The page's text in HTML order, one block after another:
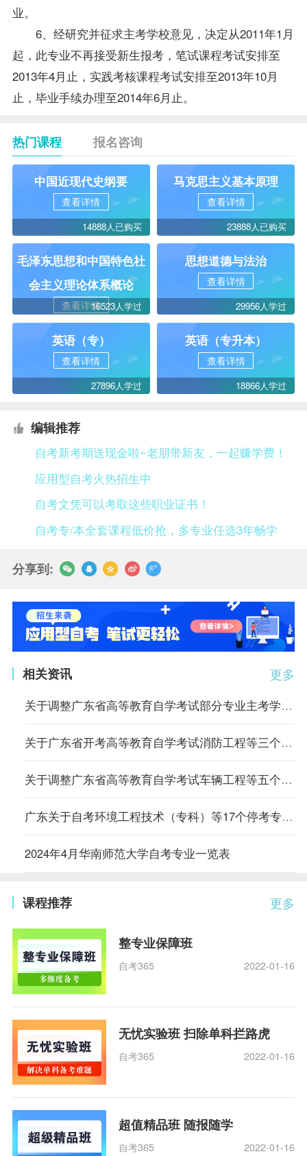
业。
6、经研究并征求主考学校意见，决定从2011年1月
起，此专业不再接受新生报考，笔试课程考试安排至
2013年4月止，实践考核课程考试安排至2013年10月
止，毕业手续办理至2014年6月止。
热门课程 报名咨询
中国近现代史纲要
查看详情
14888人已购买
马克思主义基本原理
查看详情
23888人已购买
毛泽东思想和中国特色社
会主义理论体系概论
查看详情16523人学过
思想道德与法治
查看详情
29956人学过
英语（专）
查看详情
27896人学过
英语（专升本）
查看详情
18866人学过
编辑推荐
自考新考期送现金啦~老朋带新友，一起赚学费！
应用型自考火热招生中
自考文凭可以考取这些职业证书！
自考专/本全套课程低价抢，多专业任选3年畅学
分享到:
更多
相关资讯
关于调整广东省高等教育自学考试部分专业主考学校的通知
关于广东省开考高等教育自学考试消防工程等三个专业的通知
关于调整广东省高等教育自学考试车辆工程等五个专业主考学校的通知
广东关于自考环境工程技术（专科）等17个停考专业毕业办理时间的通告
2024年4月华南师范大学自考专业一览表
更多
课程推荐
整专业保障班
自考365 2022-01-16
无忧实验班 扫除单科拦路虎
自考365 2022-01-16
超值精品班 随报随学
自考365 2022-01-16